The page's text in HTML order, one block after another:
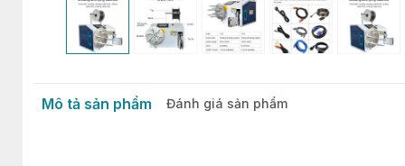
Mô tả sản phẩm Đánh giá sản phẩm